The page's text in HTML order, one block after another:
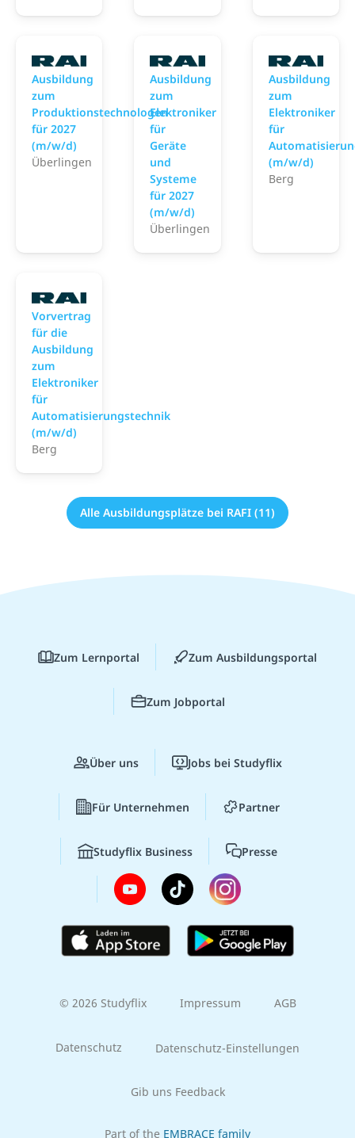
Ausbildung
zum
Produktionstechnologen
für 2027
(m/w/d)
Überlingen
Ausbildung
zum
Elektroniker
für
Geräte
und
Systeme
für 2027
(m/w/d)
Überlingen
Ausbildung
zum
Elektroniker
für
(m/w/d)
Berg
Vorvertrag
für die
Ausbildung
zum
Elektroniker
für
Automatisierungstechnik
(m/w/d)
Berg
Alle Ausbildungsplätze bei RAFI (11)
Zum Lernportal Zum Ausbildungsportal
Zum Jobportal
Über uns Jobs bei Studyflix
Für Unternehmen Partner
Studyflix Business Presse
© 2026 Studyflix Impressum AGB
Datenschutz Datenschutz-Einstellungen
Gib uns Feedback
Part of the EMBRACE family